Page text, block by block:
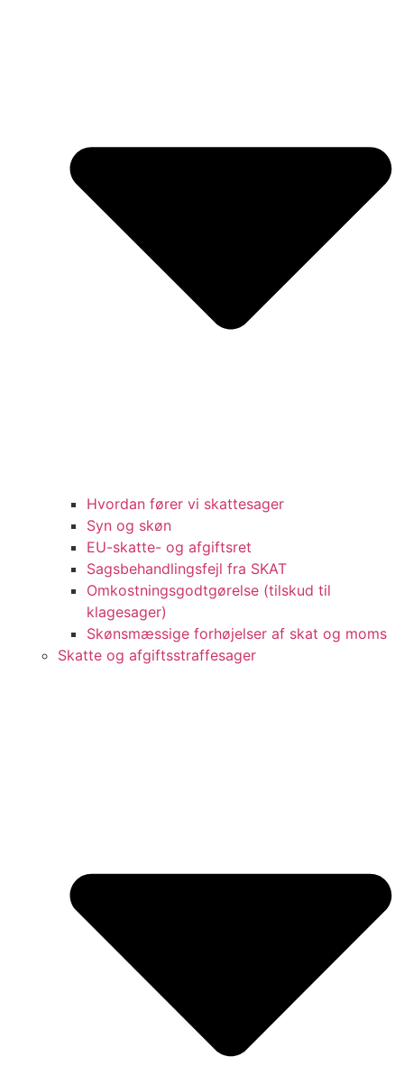
Hvordan fører vi skattesager
Syn og skøn
EU-skatte- og afgiftsret
Sagsbehandlingsfejl fra SKAT
Omkostningsgodtgørelse (tilskud til
klagesager)
Skønsmæssige forhøjelser af skat og moms
Skatte og afgiftsstraffesager